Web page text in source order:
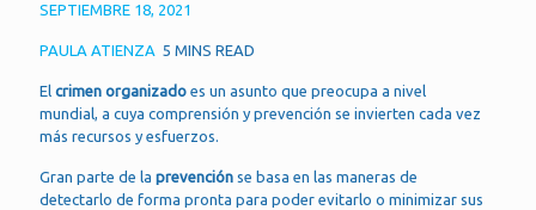
SEPTIEMBRE 18, 2021
PAULA ATIENZA 5 MINS READ
El crimen organizado es un asunto que preocupa a nivel
mundial, a cuya comprensión y prevención se invierten cada vez
más recursos y esfuerzos.
Gran parte de la prevención se basa en las maneras de
detectarlo de forma pronta para poder evitarlo o minimizar sus